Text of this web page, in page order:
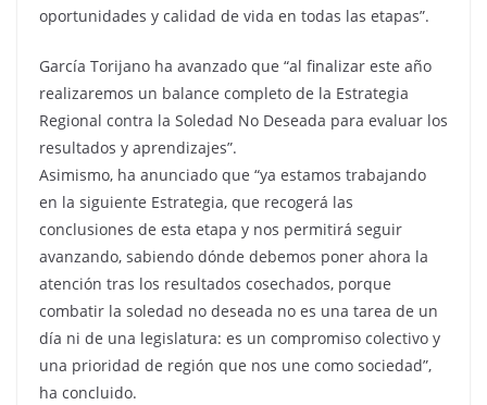
oportunidades y calidad de vida en todas las etapas”.
García Torijano ha avanzado que “al finalizar este año
realizaremos un balance completo de la Estrategia
Regional contra la Soledad No Deseada para evaluar los
resultados y aprendizajes”.
Asimismo, ha anunciado que “ya estamos trabajando
en la siguiente Estrategia, que recogerá las
conclusiones de esta etapa y nos permitirá seguir
avanzando, sabiendo dónde debemos poner ahora la
atención tras los resultados cosechados, porque
combatir la soledad no deseada no es una tarea de un
día ni de una legislatura: es un compromiso colectivo y
una prioridad de región que nos une como sociedad”,
ha concluido.